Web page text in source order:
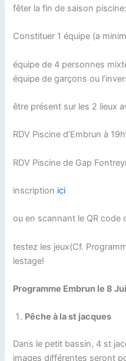
fêter la fin de saison piscine:
Constituer 1 équipe (a
équipe de 4 personnes
équipe de garçons ou
être présent sur les 2 lieux
RDV Piscine d’Embrun à
RDV Piscine de Gap
inscription ici
ou en scannant le QR code
testez les jeux(Cf.
lestage!
Programme Embrun le 8
Pêche à la st jacques
Dans le petit bassin, 4 st
images différentes seront